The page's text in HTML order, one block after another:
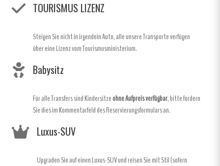
TOURISMUS LIZENZ
Steigen Sie nicht in irgendein Auto, alle unsere Transporte verfügen
über eine Lizenz vom Tourismusministerium.
Babysitz
Für alle Transfers sind Kindersitzeohne Aufpreis verfügbar, bitte fordern
Sie dies im Kommentarfeld des Reservierungsformulars an.
Luxus-SUV
Upgraden Sie auf einen Luxus-SUV und reisen Sie mit Stil (sofern